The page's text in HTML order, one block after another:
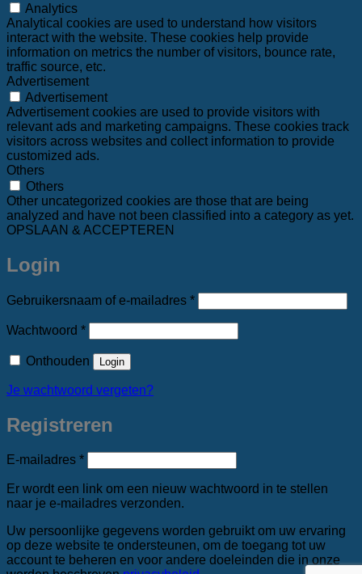
Analytics
Analytical cookies are used to understand how visitors
interact with the website. These cookies help provide
information on metrics the number of visitors, bounce rate,
traffic source, etc.
Advertisement
Advertisement
Advertisement cookies are used to provide visitors with
relevant ads and marketing campaigns. These cookies track
visitors across websites and collect information to provide
customized ads.
Others
Others
Other uncategorized cookies are those that are being
analyzed and have not been classified into a category as yet.
OPSLAAN & ACCEPTEREN
Login
Gebruikersnaam of e-mailadres *Vereist
Wachtwoord *Vereist
Onthouden Login
Je wachtwoord vergeten?
Registreren
E-mailadres *Vereist
Er wordt een link om een nieuw wachtwoord in te stellen
naar je e-mailadres verzonden.
Uw persoonlijke gegevens worden gebruikt om uw ervaring
op deze website te ondersteunen, om de toegang tot uw
account te beheren en voor andere doeleinden die in onze